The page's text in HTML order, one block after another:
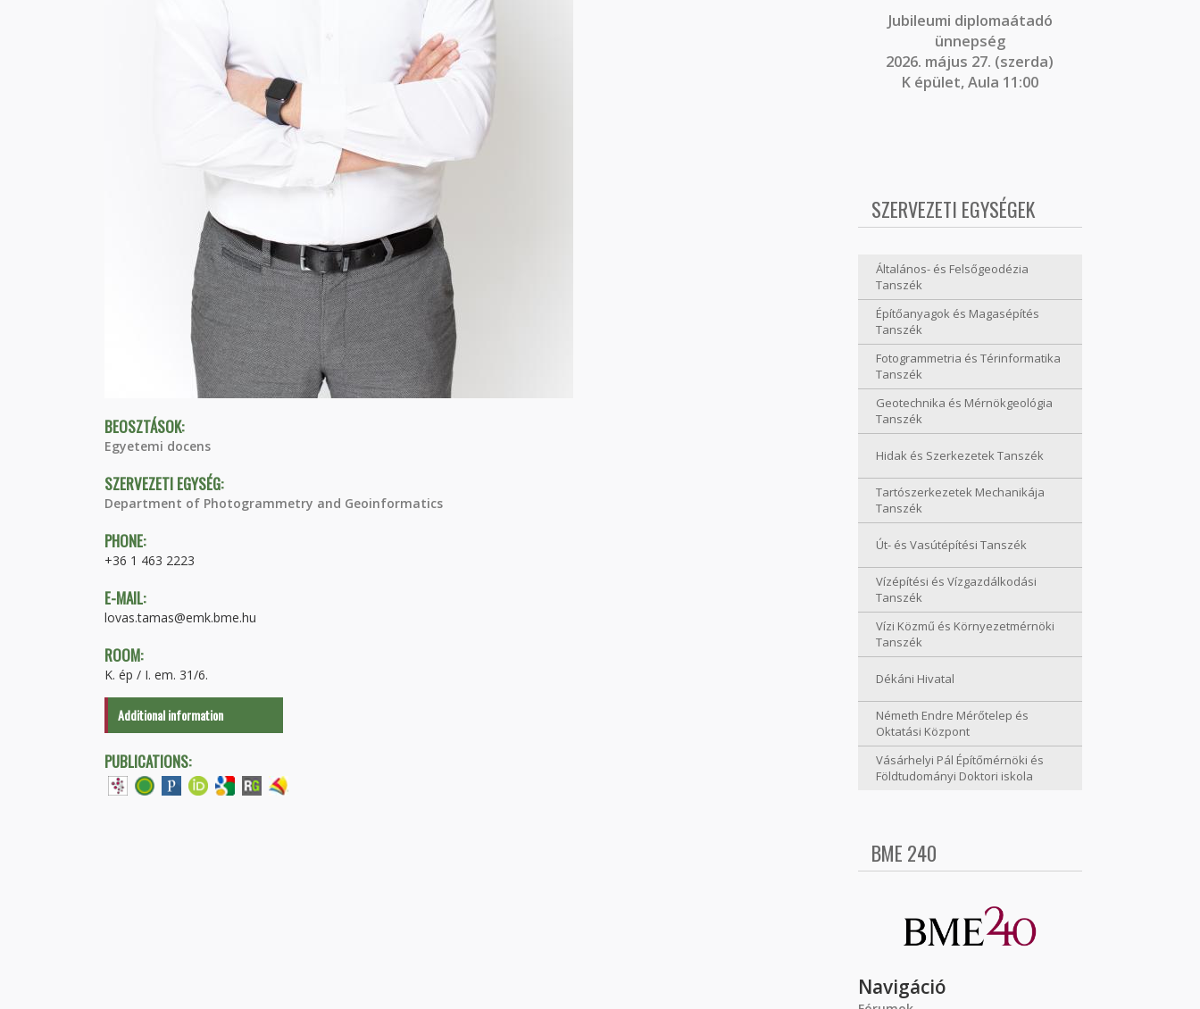
BEOSZTÁSOK:
Egyetemi docens
SZERVEZETI EGYSÉG:
Department of Photogrammetry and Geoinformatics
PHONE:
+36 1 463 2223
E-MAIL:
lovas.tamas@emk.bme.hu
ROOM:
K. ép / I. em. 31/6.
Additional information
PUBLICATIONS:
Jubileumi diplomaátadó
ünnepség
2026. május 27. (szerda)
K épület, Aula 11:00
SZERVEZETI EGYSÉGEK
Általános- és Felsőgeodézia
Tanszék
Építőanyagok és Magasépítés
Tanszék
Fotogrammetria és Térinformatika
Tanszék
Geotechnika és Mérnökgeológia
Tanszék
Hidak és Szerkezetek Tanszék
Tartószerkezetek Mechanikája
Tanszék
Út- és Vasútépítési Tanszék
Vízépítési és Vízgazdálkodási
Tanszék
Vízi Közmű és Környezetmérnöki
Tanszék
Dékáni Hivatal
Németh Endre Mérőtelep és
Oktatási Központ
Vásárhelyi Pál Építőmérnöki és
Földtudományi Doktori iskola
BME 240
Navigáció